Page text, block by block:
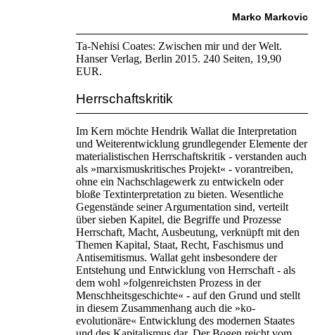
Marko Markovic
Ta-Nehisi Coates: Zwischen mir und der Welt.
Hanser Verlag, Berlin 2015. 240 Seiten, 19,90
EUR.
Herrschaftskritik
Im Kern möchte Hendrik Wallat die Interpretation
und Weiterentwicklung grundlegender Elemente der
materialistischen Herrschaftskritik - verstanden auch
als »marxismuskritisches Projekt« - vorantreiben,
ohne ein Nachschlagewerk zu entwickeln oder
bloße Textinterpretation zu bieten. Wesentliche
Gegenstände seiner Argumentation sind, verteilt
über sieben Kapitel, die Begriffe und Prozesse
Herrschaft, Macht, Ausbeutung, verknüpft mit den
Themen Kapital, Staat, Recht, Faschismus und
Antisemitismus. Wallat geht insbesondere der
Entstehung und Entwicklung von Herrschaft - als
dem wohl »folgenreichsten Prozess in der
Menschheitsgeschichte« - auf den Grund und stellt
in diesem Zusammenhang auch die »ko-
evolutionäre« Entwicklung des modernen Staates